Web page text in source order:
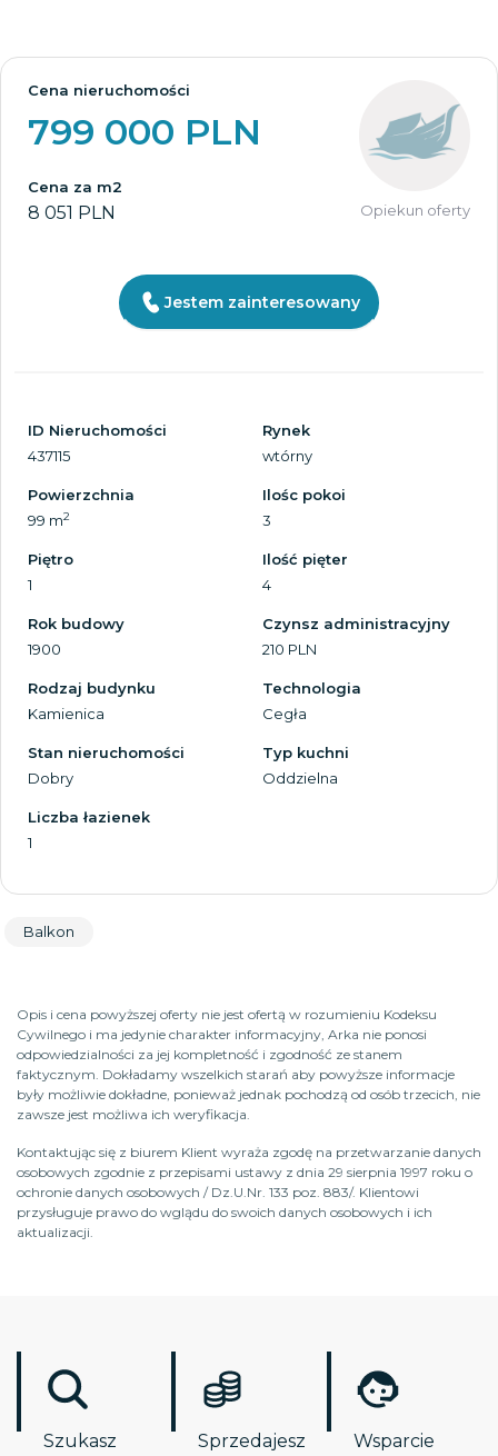
Cena nieruchomości
799 000 PLN
Cena za m2
8 051 PLN Opiekun oferty
Jestem zainteresowany
ID Nieruchomości
437115
Rynek
wtórny
Powierzchnia
99 m2
Ilośc pokoi
3
Piętro
1
Ilość pięter
4
Rok budowy
1900
Czynsz administracyjny
210 PLN
Rodzaj budynku
Kamienica
Technologia
Cegła
Stan nieruchomości
Dobry
Typ kuchni
Oddzielna
Liczba łazienek
1
Balkon
Opis i cena powyższej oferty nie jest ofertą w rozumieniu Kodeksu
Cywilnego i ma jedynie charakter informacyjny, Arka nie ponosi
odpowiedzialności za jej kompletność i zgodność ze stanem
faktycznym. Dokładamy wszelkich starań aby powyższe informacje
były możliwie dokładne, ponieważ jednak pochodzą od osób trzecich, nie
zawsze jest możliwa ich weryfikacja.
Kontaktując się z biurem Klient wyraża zgodę na przetwarzanie danych
osobowych zgodnie z przepisami ustawy z dnia 29 sierpnia 1997 roku o
ochronie danych osobowych / Dz.U.Nr. 133 poz. 883/. Klientowi
przysługuje prawo do wglądu do swoich danych osobowych i ich
aktualizacji.
Szukasz Sprzedajesz Wsparcie